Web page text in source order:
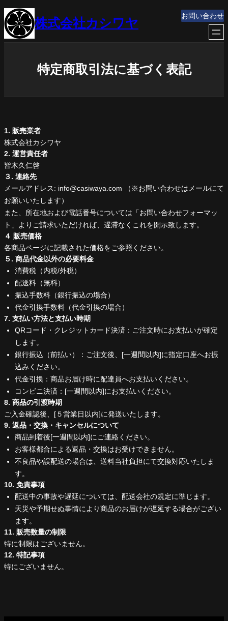
内
容
を
株式会社カシワヤ
お問い合わせ
特定商取引法に基づく表記
1. 販売業者
株式会社カシワヤ
2. 運営責任者
皆木久仁啓
３. 連絡先
メールアドレス: info@casiwaya.com （※お問い合わせはメールにて
お願いいたします）
また、所在地および電話番号については「お問い合わせフォーマッ
ト」よりご請求いただければ、遅滞なくこれを開示致します。
４ 販売価格
各商品ページに記載された価格をご参照ください。
５. 商品代金以外の必要料金
消費税（内税/外税）
配送料（無料）
振込手数料（銀行振込の場合）
代金引換手数料（代金引換の場合）
7. 支払い方法と支払い時期
QRコード・クレジットカード決済：ご注文時にお支払いが確定
します。
銀行振込（前払い）：ご注文後、[一週間以内]に指定口座へお振
込みください。
代金引換：商品お届け時に配達員へお支払いください。
コンビニ決済：[一週間以内]にお支払いください。
8. 商品の引渡時期
ご入金確認後、[５営業日以内]に発送いたします。
9. 返品・交換・キャンセルについて
商品到着後[一週間以内]にご連絡ください。
お客様都合による返品・交換はお受けできません。
不良品や誤配送の場合は、送料当社負担にて交換対応いたしま
す。
10. 免責事項
配送中の事故や遅延については、配送会社の規定に準じます。
天災や予期せぬ事情により商品のお届けが遅延する場合がござい
ます。
11. 販売数量の制限
特に制限はございません。
12. 特記事項
特にございません。